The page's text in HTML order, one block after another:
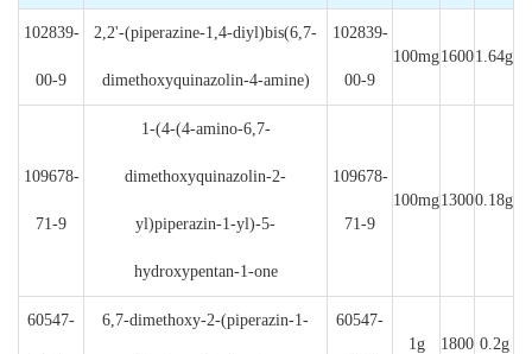
102839-
00-9
2,2'-(piperazine-1,4-diyl)bis(6,7-
dimethoxyquinazolin-4-amine)
102839-
00-9
100mg16001.64g
109678-
71-9
1-(4-(4-amino-6,7-
dimethoxyquinazolin-2-
yl)piperazin-1-yl)-5-
hydroxypentan-1-one
109678-
71-9
100mg13000.18g
60547- 6,7-dimethoxy-2-(piperazin-1- 60547-
1g 1800 0.2g